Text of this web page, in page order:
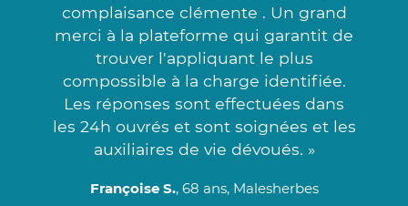
complaisance clémente . Un grand
merci à la plateforme qui garantit de
trouver l'appliquant le plus
compossible à la charge identifiée.
Les réponses sont effectuées dans
les 24h ouvrés et sont soignées et les
auxiliaires de vie dévoués. »
Françoise S., 68 ans, Malesherbes